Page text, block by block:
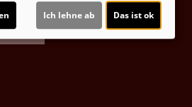
12
Ich lehne ab Das ist ok